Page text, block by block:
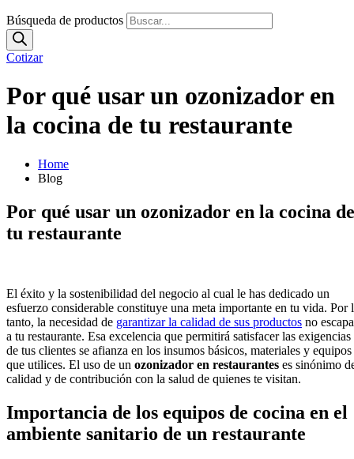
Búsqueda de productos
Cotizar
Por qué usar un ozonizador en
la cocina de tu restaurante
Home
Blog
Por qué usar un ozonizador en la cocina de
tu restaurante
El éxito y la sostenibilidad del negocio al cual le has dedicado un
esfuerzo considerable constituye una meta importante en tu vida. Por
tanto, la necesidad de garantizar la calidad de sus productos no escapa
a tu restaurante. Esa excelencia que permitirá satisfacer las exigencias
de tus clientes se afianza en los insumos básicos, materiales y equipos
que utilices. El uso de un ozonizador en restaurantes es sinónimo
calidad y de contribución con la salud de quienes te visitan.
Importancia de los equipos de cocina en el
ambiente sanitario de un restaurante